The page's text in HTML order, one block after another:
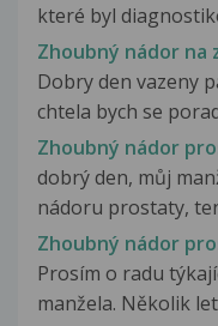
které byl
Zhoubný nádor
Dobry den vazeny
chtela bych se
Zhoubný nádor
dobrý den, můj
nádoru prostaty,
Zhoubný nádor
Prosím o radu
manžela. Několik